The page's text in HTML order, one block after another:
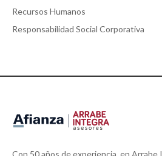
Recursos Humanos
Responsabilidad Social Corporativa